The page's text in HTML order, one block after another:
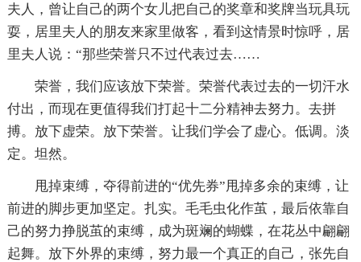
夫人，曾让自己的两个女儿把自己的奖章和奖牌当玩具玩
耍，居里夫人的朋友来家里做客，看到这情景时惊呼，居
里夫人说：“那些荣誉只不过代表过去……
荣誉，我们应该放下荣誉。荣誉代表过去的一切汗水
付出，而现在更值得我们打起十二分精神去努力。去拼
搏。放下虚荣。放下荣誉。让我们学会了虚心。低调。淡
定。坦然。
甩掉束缚，夺得前进的“优先券”甩掉多余的束缚，让
前进的脚步更加坚定。扎实。毛毛虫化作茧，最后依靠自
己的努力挣脱茧的束缚，成为斑斓的蝴蝶，在花丛中翩翩
起舞。放下外界的束缚，努力最一个真正的自己，张先自